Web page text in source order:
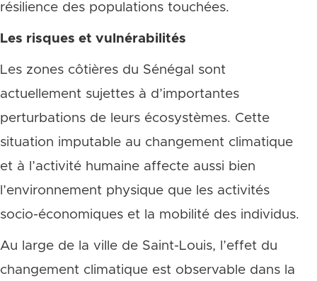
résilience des populations touchées.
Les risques et vulnérabilités
Les zones côtières du Sénégal sont
actuellement sujettes à d’importantes
perturbations de leurs écosystèmes. Cette
situation imputable au changement climatique
et à l’activité humaine affecte aussi bien
l’environnement physique que les activités
socio-économiques et la mobilité des individus.
Au large de la ville de Saint-Louis, l’effet du
changement climatique est observable dans la